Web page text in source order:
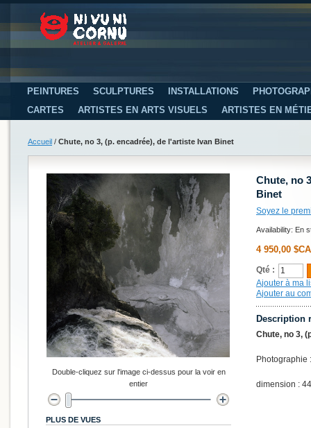
PEINTURES SCULPTURES INSTALLATIONS
CARTES
ARTISTES EN ARTS VISUELS ARTISTES EN
Accueil / Chute, no 3, (p. encadrée), de l'artiste Ivan Binet
Chute, no
Binet
Soyez le
Availability: En
4 950,00 $CA
Qté :
Ajouter à ma
Ajouter au
Description
Chute, no 3,
Photographie
dimension :
Double-cliquez sur l'image ci-dessus pour la voir en
entier
PLUS DE VUES